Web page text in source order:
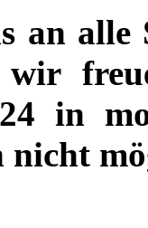
an
wir
in
nicht